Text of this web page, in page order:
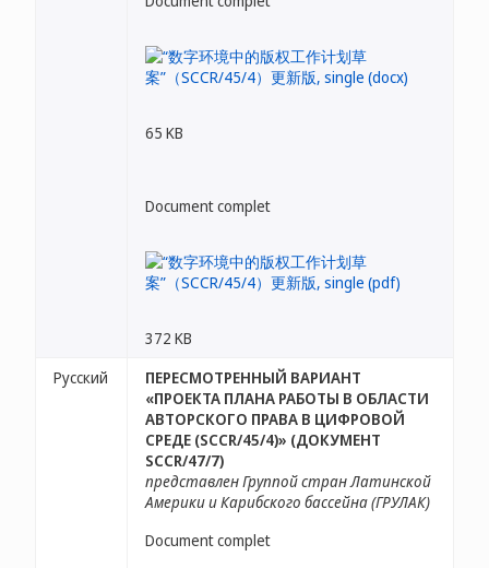
65 KB
Document complet
372 KB
Русский
ПЕРЕСМОТРЕННЫЙ ВАРИАНТ
«ПРОЕКТА ПЛАНА РАБОТЫ В ОБЛАСТИ
АВТОРСКОГО ПРАВА В ЦИФРОВОЙ
СРЕДЕ (SCCR/45/4)» (ДОКУМЕНТ
SCCR/47/7)
представлен Группой стран Латинской
Америки и Карибского бассейна (ГРУЛАК)
Document complet